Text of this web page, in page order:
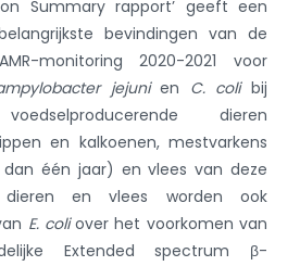
Summary rapport’ geeft een
bevindingen van de
monitoring 2020-2021 voor
jejunien C. colibij
dieren
en kalkoenen, mestvarkens
één jaar) en vlees van deze
dieren en vlees worden ook
E. coliover het voorkomen van
Extended spectrum β-